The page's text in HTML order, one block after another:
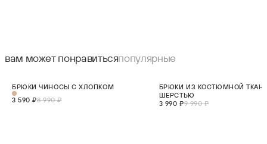
вам может понравитьсяпопулярные
БРЮКИ ЧИНОСЫ С ХЛОПКОМ
3 590 ₽8 990 ₽
БРЮКИ ИЗ КОСТЮМНОЙ
ШЕРСТЬЮ
3 990 ₽9 990 ₽